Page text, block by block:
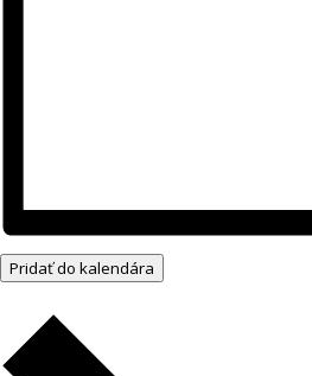
Pridať do kalendára